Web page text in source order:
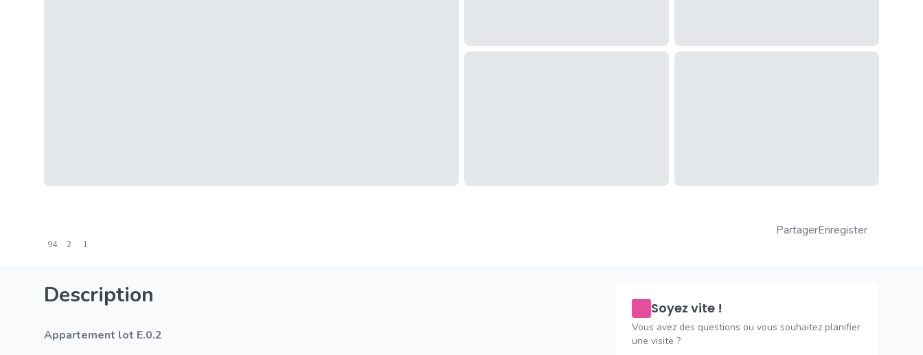
94 2 1
PartagerEnregister
Description
Appartement lot E.0.2
Soyez vite !
Vous avez des questions ou vous souhaitez planifier
une visite ?